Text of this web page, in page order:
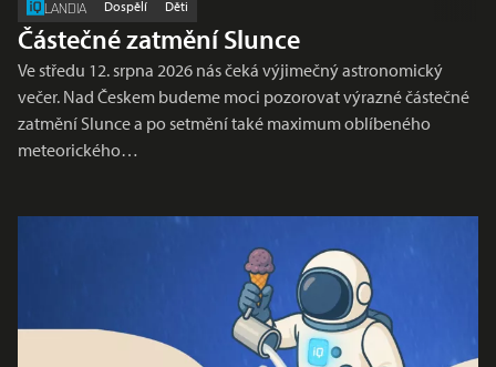
LANDIA Dospělí Děti
Částečné zatmění Slunce
Ve středu 12. srpna 2026 nás čeká výjimečný astronomický
večer. Nad Českem budeme moci pozorovat výrazné částečné
zatmění Slunce a po setmění také maximum oblíbeného
meteorického…